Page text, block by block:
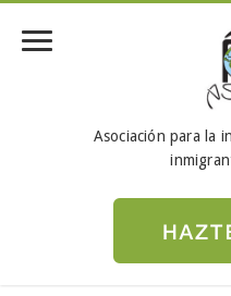
Asociación para la